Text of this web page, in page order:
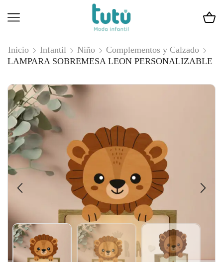
Inicio Infantil Niño
Complementos y Calzado
LAMPARA SOBREMESA LEON PERSONALIZABLE